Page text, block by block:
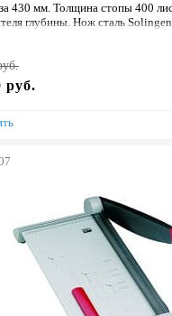
430 мм. Толщина стопы 400
глубины. Нож сталь
руб.